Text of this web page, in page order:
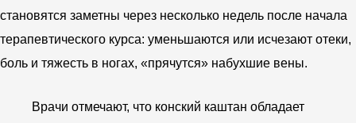
становятся заметны через несколько недель после начала
терапевтического курса: уменьшаются или исчезают отеки,
боль и тяжесть в ногах, «прячутся» набухшие вены.
Врачи отмечают, что конский каштан обладает